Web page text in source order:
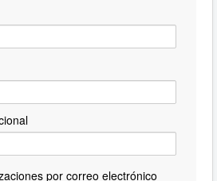
por correo electrónico